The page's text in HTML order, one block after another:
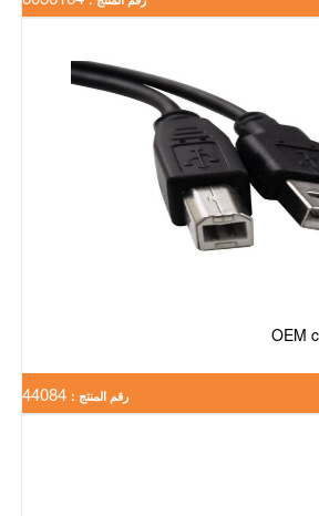
OEM
رقم المنتج :